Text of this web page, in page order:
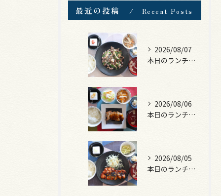
最近の投稿 Recent Posts
2026/08/07
本日のランチは、黒毛和牛のチャプチェ！
2026/08/06
本日のランチは、照焼きチキン！
2026/08/05
本日のランチは、ロース豚カツ梅はさみ！